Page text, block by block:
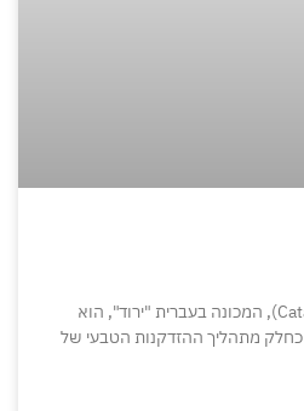
מהו קטרקט קטרקט (Cataract), המכונה בעברית "ירוד", הוא
מתהליך ההזדקנות הטבעי של